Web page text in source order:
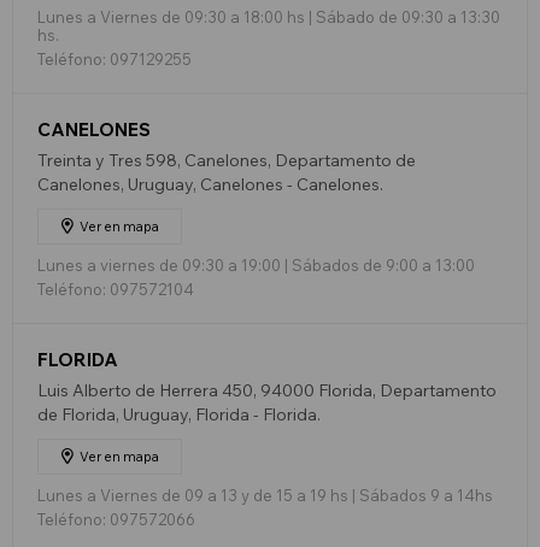
Lunes a Viernes de 09:30 a 18:00 hs | Sábado de 09:30 a 13:30
hs.
Teléfono: 097129255
CANELONES
Treinta y Tres 598, Canelones, Departamento de
Canelones, Uruguay, Canelones - Canelones.
Ver en mapa
Lunes a viernes de 09:30 a 19:00 | Sábados de 9:00 a 13:00
Teléfono: 097572104
FLORIDA
Luis Alberto de Herrera 450, 94000 Florida, Departamento
de Florida, Uruguay, Florida - Florida.
Ver en mapa
Lunes a Viernes de 09 a 13 y de 15 a 19 hs | Sábados 9 a 14hs
Teléfono: 097572066